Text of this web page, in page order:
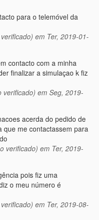
para o telemóvel da
em Ter, 2019-01-
contacto com a minha
finalizar a simulaçao k fiz
verificado) em Seg, 2019-
acerda do pedido de
que me contactassem para
verificado) em Ter, 2019-
pois fiz uma
o meu número é
em Ter, 2019-08-